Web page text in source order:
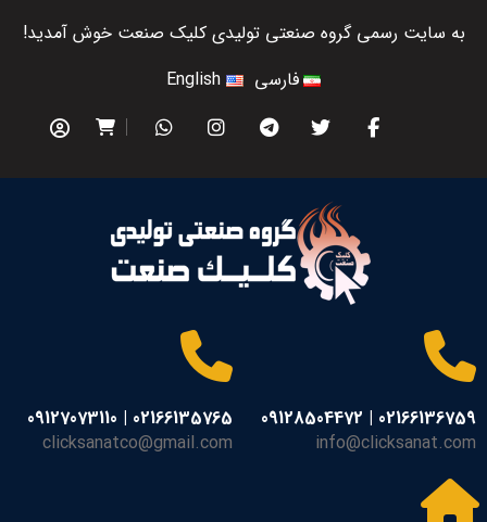
به سایت رسمی گروه صنعتی تولیدی کلیک صنعت خوش آمدید!
فارسی
English
02166136759 | 09128504472
info@clicksanat.com
02166135765 | 09127073110
clicksanatco@gmail.com